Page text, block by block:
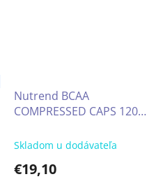
Nutrend BCAA
COMPRESSED CAPS 120
Skladom u dodávateľa
€19,10